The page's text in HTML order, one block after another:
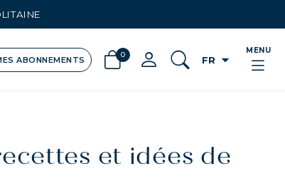
ABONNEMENTS
0 FR arrow_drop_down
MENU
et idées de